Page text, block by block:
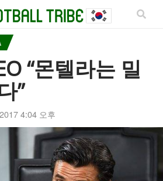
“몬텔라는 밀
”
4:04 오후